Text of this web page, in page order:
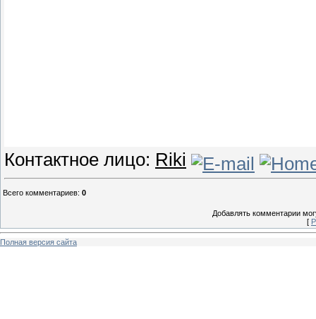
Контактное лицо: Riki
Всего комментариев: 0
Добавлять комментарии
[
Полная версия сайта